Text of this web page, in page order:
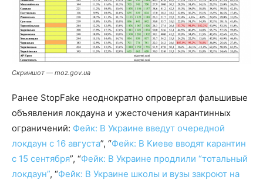
Скриншот — moz.gov.ua
Ранее StopFake неоднократно опровергал фальшивые
объявления локдауна и ужесточения карантинных
ограничений: Фейк: В Украине введут очередной
локдаун с 16 августа”, “Фейк: В Киеве вводят карантин
с 15 сентября”, “Фейк: В Украине продлили “тотальный
локдаун”, “Фейк: В Украине школы и вузы закроют на